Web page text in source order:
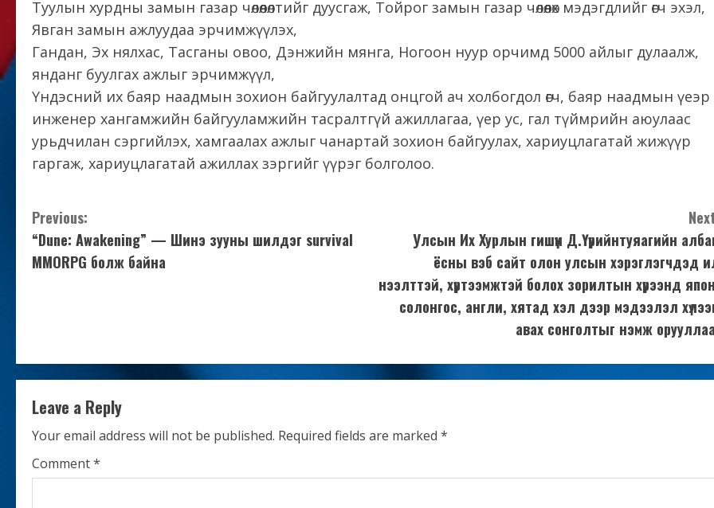
Туулын хурдны замын газар чөлөөлөлтийг дуусгаж, Тойрог замын газар чөлөөлөх мэдэгдлийг өгч эхэл,
Явган замын ажлуудаа эрчимжүүлэх,
Гандан, Эх нялхас, Тасганы овоо, Дэнжийн мянга, Ногоон нуур орчимд 5000 айлыг дулаалж,
янданг буулгах ажлыг эрчимжүүл,
Үндэсний их баяр наадмын зохион байгуулалтад онцгой ач холбогдол өгч, баяр наадмын үеэр
инженер хангамжийн байгууламжийн тасралтгүй ажиллагаа, үер ус, гал түймрийн аюулаас
урьдчилан сэргийлэх, хамгаалах ажлыг чанартай зохион байгуулах, хариуцлагатай жижүүр
гаргаж, хариуцлагатай ажиллах зэргийг үүрэг болголоо.
C
o
i
n
u
e
R
Previous:
“Dune: Awakening” — Шинэ зууны шилдэг survival
MMORPG болж байна
Улсын Их Хурлын гишүүн Д.Үүрийнтуяагийн
ёсны вэб сайт олон улсын хэрэглэгчдэд
нээлттэй, хүртээмжтэй болох зорилтын хүрээнд
солонгос, англи, хятад хэл дээр мэдээлэл
авах сонголтыг нэмж
Leave a Reply
Your email address will not be published. Required fields are marked *
Comment*